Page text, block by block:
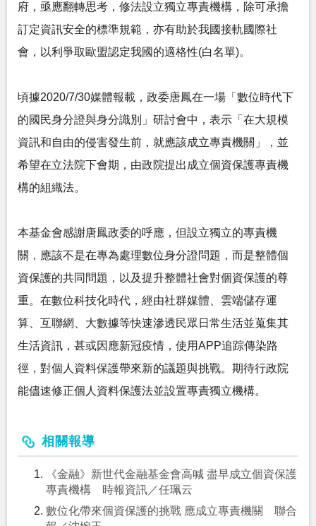
府，亟應翻轉思考，修法設立獨立專責機構，除可承擔
訂定資訊安全的標準規範，亦有助於我國接軌國際社
會，以利爭取歐盟認定我國的適格性(白名單)。
頃據2020/7/30媒體報載，政委唐鳳在一場「數位時代下
的國民身分證與身分識別」研討會中，表示「在大規模
資訊和自由的侵害發生前，就應該成立專責機關」，並
希望在立法院下會期，由政院提出成立個資保護專責機
構的組織法。
本基金會感謝唐鳳政委的呼應，但設立獨立的專責機
關，應該不是在專為處理數位身分證問題，而是整體個
資保護的共同問題，以及提升整體社會對個資保護的尊
重。在數位科技化時代，經由社群媒體、雲端儲存運
算、互聯網、大數據等快速滲透民眾日常生活並蒐集其
生活資訊，甚或因應新冠疫情，使用APP追踪傳染路
徑，對個人資料保護帶來新的議題與挑戰。期待行政院
能儘速修正個人資料保護法並設置專責獨立機構。
相關報導
《金融》新世代金融基金會高喊 盡早成立個資保護
專責機構 時報資訊／任珮云
數位化帶來個資保護的挑戰 應成立專責機關 聯合